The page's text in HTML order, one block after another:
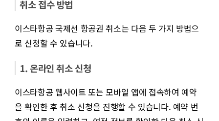
취소 접수 방법
이스타항공 국제선 항공권 취소는 다음 두 가지 방법으
로 신청할 수 있습니다.
1. 온라인 취소 신청
이스타항공 웹사이트 또는 모바일 앱에 접속하여 예약
을 확인한 후 취소 신청을 진행할 수 있습니다. 예약 번